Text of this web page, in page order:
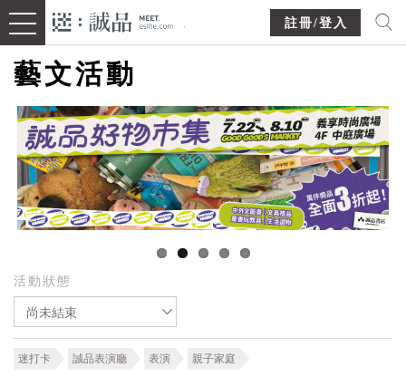
註冊/登入
藝文活動
活動狀態
尚未結束
迷打卡 誠品表演廳 表演 親子家庭